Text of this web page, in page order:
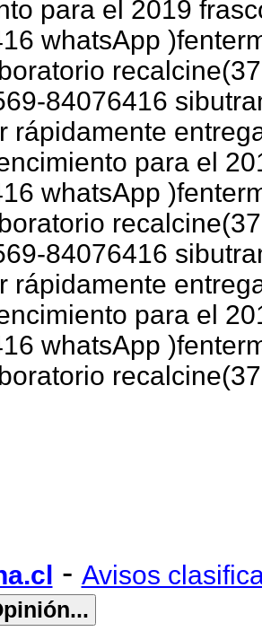
para el 2019
whatsApp
84076416
rápidamente
para el
whatsApp
84076416
rápidamente
para el
whatsApp
- Avisos